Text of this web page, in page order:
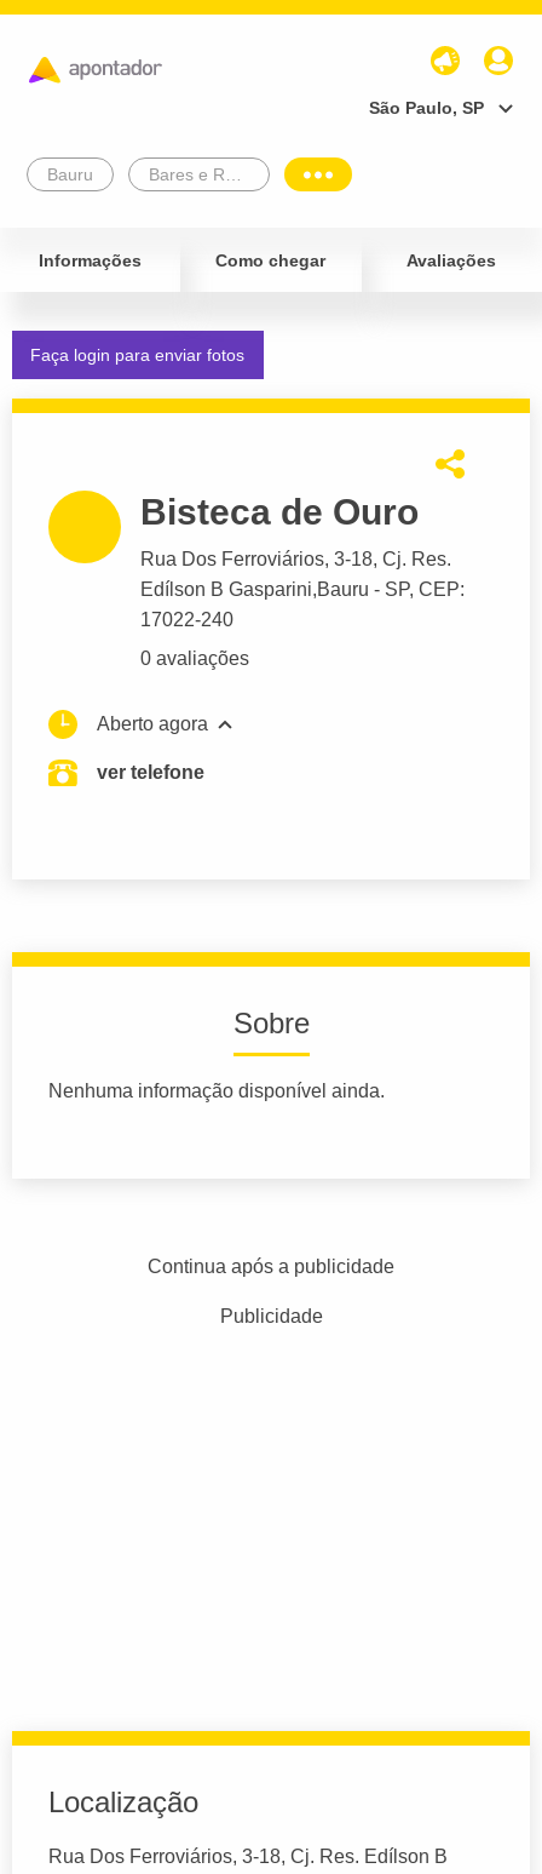
São Paulo, SP
Bauru
Informações Como chegar Avaliações
Faça login para enviar fotos
Bisteca de Ouro
Rua Dos Ferroviários, 3-18, Cj. Res.
Edílson B Gasparini,Bauru - SP, CEP:
17022-240
0 avaliações
Aberto agora
ver telefone
Sobre
Nenhuma informação disponível ainda.
Continua após a publicidade
Publicidade
Localização
Rua Dos Ferroviários, 3-18, Cj. Res. Edílson B